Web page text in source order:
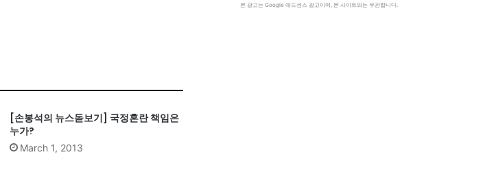
[손봉석의 뉴스돋보기] 국정혼란 책임은
누가?
March 1, 2013
본 광고는 Google 애드센스 광고이며, 본 사이트와는 무관합니다.